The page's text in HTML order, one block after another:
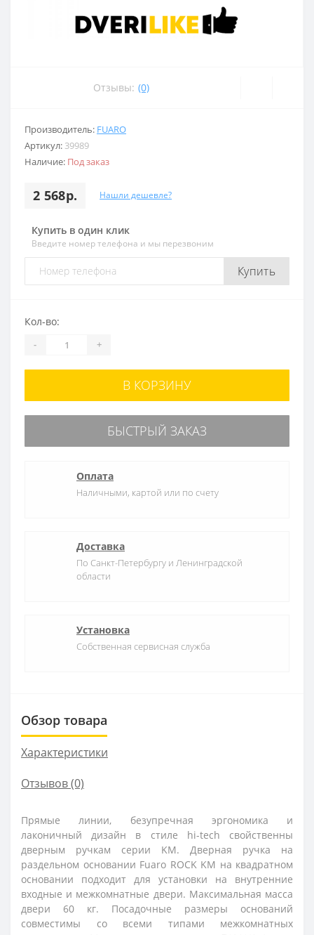
Отзывы: (0)
Производитель: FUARO
Артикул: 39989
Наличие: Под заказ
2 568р. Нашли дешевле?
Купить в один клик
Введите номер телефона и мы перезвоним
Купить
Кол-во:
- +
В КОРЗИНУ
БЫСТРЫЙ ЗАКАЗ
Оплата
Наличными, картой или по счету
Доставка
По Санкт-Петербургу и Ленинградской
области
Установка
Собственная сервисная служба
Обзор товара
Характеристики
Отзывов (0)
Прямые линии, безупречная эргономика и
лаконичный дизайн в стиле hi-tech свойственны
дверным ручкам серии KM. Дверная ручка на
раздельном основании Fuaro ROCK KM на квадратном
основании подходит для установки на внутренние
входные и межкомнатные двери. Максимальная масса
двери 60 кг. Посадочные размеры оснований
совместимы со всеми типами межкомнатных